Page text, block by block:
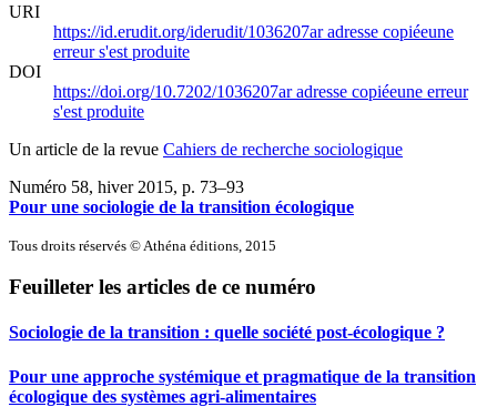
URI
https://id.erudit.org/iderudit/1036207aradresse copiéeune
erreur s'est produite
DOI
https://doi.org/10.7202/1036207aradresse copiéeune erreur
s'est produite
Un article de la revue Cahiers de recherche sociologique
Numéro 58, hiver 2015, p. 73–93
Pour une sociologie de la transition écologique
Tous droits réservés © Athéna éditions, 2015
Feuilleter les articles de ce numéro
Sociologie de la transition : quelle société post-écologique ?
Pour une approche systémique et pragmatique de la transition
écologique des systèmes agri-alimentaires